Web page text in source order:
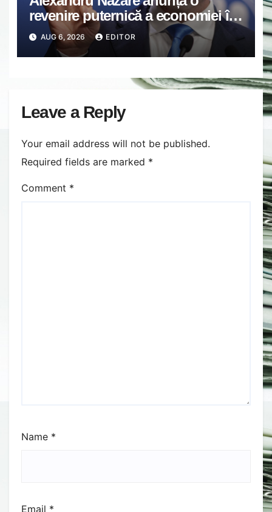
revenire puternică a economiei în
2027: Inflația va scădea, consumul
va crește
AUG 6, 2026 EDITOR
Leave a Reply
Your email address will not be published.
Required fields are marked *
Comment *
Name *
Email *